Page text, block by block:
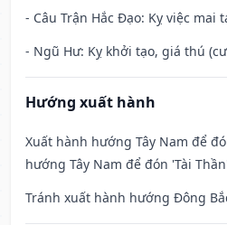
- Câu Trận Hắc Đạo: Kỵ việc mai
- Ngũ Hư: Kỵ khởi tạo, giá thú
Hướng xuất hành
Xuất hành hướng Tây Nam để
hướng Tây Nam để đón 'Tài
Tránh xuất hành hướng Đông